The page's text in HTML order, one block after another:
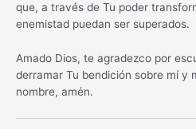
que, a través de Tu poder
enemistad puedan ser superados.
Amado Dios, te agradezco por
derramar Tu bendición sobre mí y
nombre, amén.